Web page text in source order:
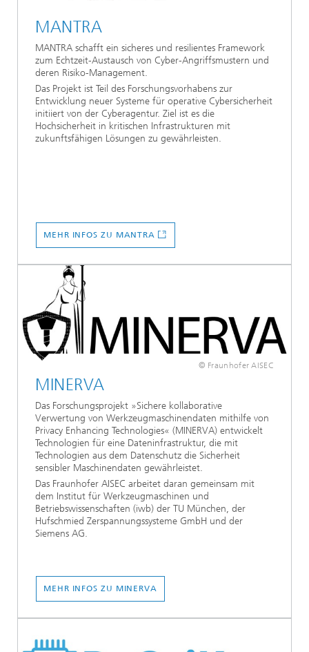
MANTRA
MANTRA schafft ein sicheres und resilientes Framework
zum Echtzeit-Austausch von Cyber-Angriffsmustern und
deren Risiko-Management.
Das Projekt ist Teil des Forschungsvorhabens zur
Entwicklung neuer Systeme für operative Cybersicherheit
initiiert von der Cyberagentur. Ziel ist es die
Hochsicherheit in kritischen Infrastrukturen mit
zukunftsfähigen Lösungen zu gewährleisten.
MEHR INFOS ZU MANTRA
© Fraunhofer AISEC
MINERVA
Das Forschungsprojekt »Sichere kollaborative
Verwertung von Werkzeugmaschinendaten mithilfe von
Privacy Enhancing Technologies« (MINERVA) entwickelt
Technologien für eine Dateninfrastruktur, die mit
Technologien aus dem Datenschutz die Sicherheit
sensibler Maschinendaten gewährleistet.
Das Fraunhofer AISEC arbeitet daran gemeinsam mit
dem Institut für Werkzeugmaschinen und
Betriebswissenschaften (iwb) der TU München, der
Hufschmied Zerspannungssysteme GmbH und der
Siemens AG.
MEHR INFOS ZU MINERVA